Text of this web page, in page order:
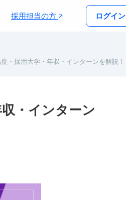
採用担当の方 ログイン
・採用大学・年収・インターンを解説！
・インターン